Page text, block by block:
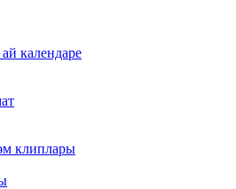
календаре
клиплары